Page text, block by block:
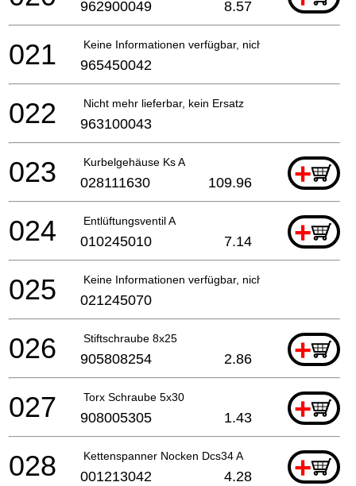
962900049 8.57
Keine Informationen verfügbar, nicht bestellbar
021 965450042
Nicht mehr lieferbar, kein Ersatz
022 963100043
Kurbelgehäuse Ks A +
023 028111630 109.96
Entlüftungsventil A +
024 010245010 7.14
Keine Informationen verfügbar, nicht bestellbar
025 021245070
Stiftschraube 8x25 +
026 905808254 2.86
Torx Schraube 5x30 +
027 908005305 1.43
Kettenspanner Nocken Dcs34 A +
028 001213042 4.28